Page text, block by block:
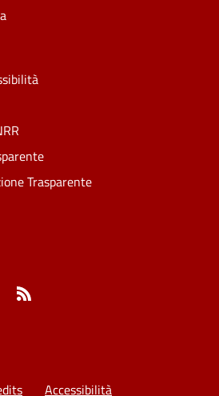
Trasparente
YouTube
Accessibilità